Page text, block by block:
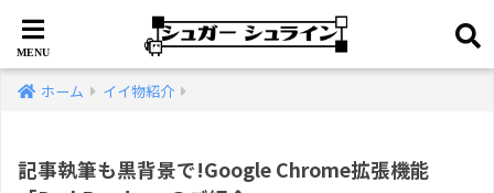
ホーム イイ物紹介
記事執筆も黒背景で!Google Chrome拡張機能